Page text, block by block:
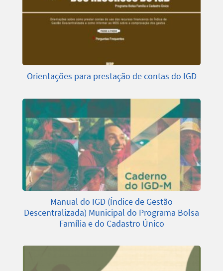
Orientações para prestação de contas do IGD
Manual do IGD (Índice de Gestão
Descentralizada) Municipal do Programa Bolsa
Família e do Cadastro Único